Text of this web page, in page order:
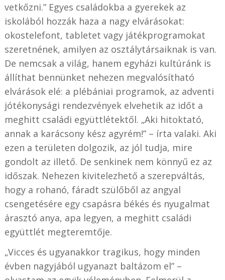
vetkőzni.” Egyes családokba a gyerekek az
iskolából hozzák haza a nagy elvárásokat:
okostelefont, tabletet vagy játékprogramokat
szeretnének, amilyen az osztálytársaiknak is van.
De nemcsak a világ, hanem egyházi kultúránk is
állíthat bennünket nehezen megvalósítható
elvárások elé: a plébániai programok, az adventi
jótékonysági rendezvények elvehetik az időt a
meghitt családi együttlétektől. „Aki hitoktató,
annak a karácsony kész agyrém!” – írta valaki. Aki
ezen a területen dolgozik, az jól tudja, mire
gondolt az illető. De senkinek nem könnyű ez az
időszak. Nehezen kivitelezhető a szerepváltás,
hogy a rohanó, fáradt szülőből az angyal
csengetésére egy csapásra békés és nyugalmat
árasztó anya, apa legyen, a meghitt családi
együttlét megteremtője.
„Vicces és ugyanakkor tragikus, hogy minden
évben nagyjából ugyanazt baltázom el” –